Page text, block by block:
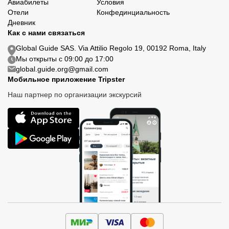
Авиабилеты
Отели
Дневник
Условия
Конфединциальность
Как с нами связаться
Global Guide SAS. Via Attilio Regolo 19, 00192 Roma, Italy
Мы открыты с 09:00 до 17:00
global.guide.org@gmail.com
Мобильное приложение Tripster
Наш партнер по организации экскурсий